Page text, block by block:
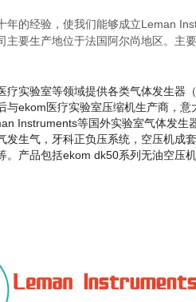
年的经验，使我们能够成立Leman
要生产地位于法国阿尔尚地区。主
实验室等领域提供各类气体发生器
ekom医疗实验室压缩机生产商， 意
Instruments等国外实验室气体发
生气，牙科正负压系统，空压机成
。产品包括ekom dk50系列无油空压